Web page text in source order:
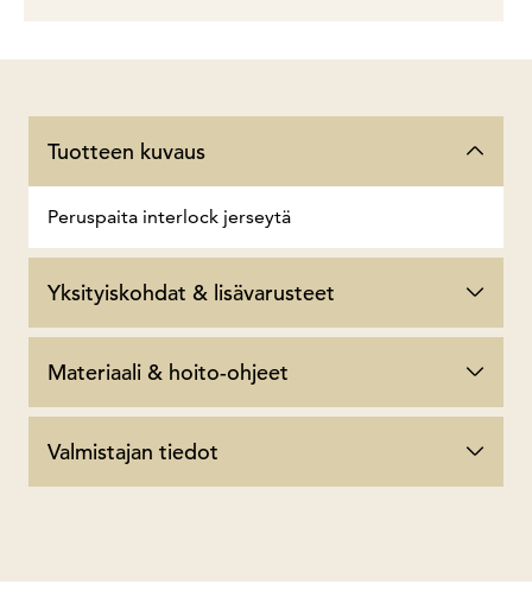
Tuotteen kuvaus
Peruspaita interlock jerseytä
Yksityiskohdat & lisävarusteet
Materiaali & hoito-ohjeet
Valmistajan tiedot